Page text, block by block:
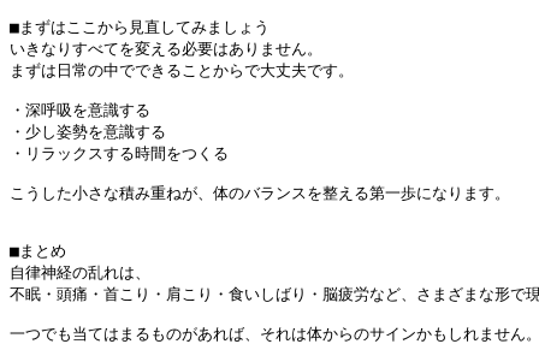
■まずはここから見直してみましょう
いきなりすべてを変える必要はありません。
まずは日常の中でできることからで大丈夫です。
・深呼吸を意識する
・少し姿勢を意識する
・リラックスする時間をつくる
こうした小さな積み重ねが、体のバランスを整える第一歩になります。
■まとめ
自律神経の乱れは、
不眠・頭痛・首こり・肩こり・食いしばり・脳疲労など、さまざまな形で
一つでも当てはまるものがあれば、それは体からのサインかもしれません